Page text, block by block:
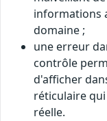
informations
domaine ;
une erreur
contrôle
d'afficher
réticulaire
réelle.